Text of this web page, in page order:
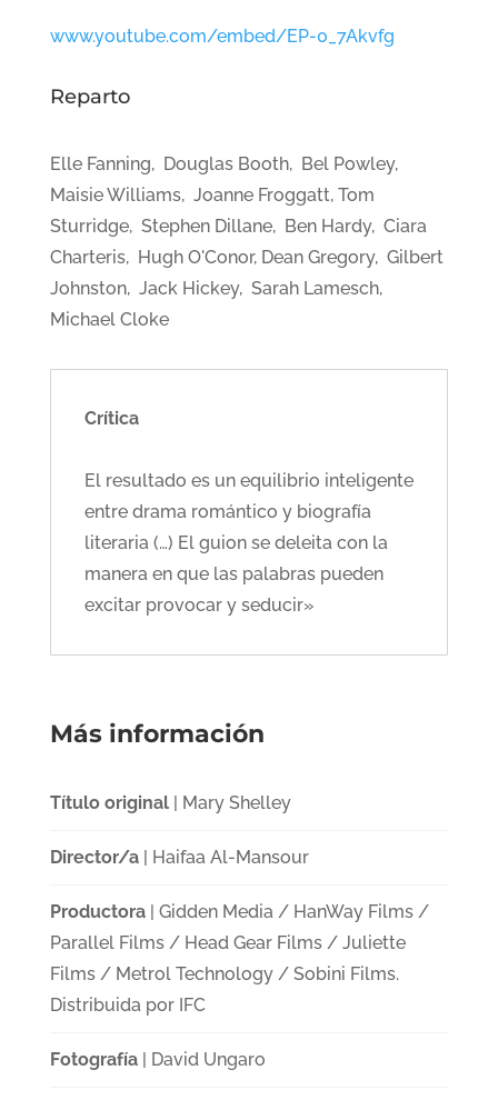
www.youtube.com/embed/EP-0_7Akvfg
Reparto
Elle Fanning, Douglas Booth, Bel Powley,
Maisie Williams, Joanne Froggatt, Tom
Sturridge, Stephen Dillane, Ben Hardy, Ciara
Charteris, Hugh O'Conor, Dean Gregory, Gilbert
Johnston, Jack Hickey, Sarah Lamesch,
Michael Cloke
Crítica
El resultado es un equilibrio inteligente
entre drama romántico y biografía
literaria (…) El guion se deleita con la
manera en que las palabras pueden
excitar provocar y seducir»
Más información
Título original| Mary Shelley
Director/a| Haifaa Al-Mansour
Productora| Gidden Media / HanWay Films /
Parallel Films / Head Gear Films / Juliette
Films / Metrol Technology / Sobini Films.
Distribuida por IFC
Fotografía| David Ungaro